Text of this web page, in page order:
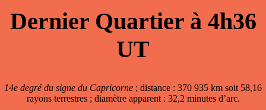
Dernier Quartier à 4h36
UT
14e degré du signe du Capricorne ; distance : 370 935 km soit 58,16
rayons terrestres ; diamètre apparent : 32,2 minutes d’arc.